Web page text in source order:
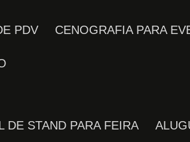
PDV CENOGRAFIA PARA
DE STAND PARA FEIRA